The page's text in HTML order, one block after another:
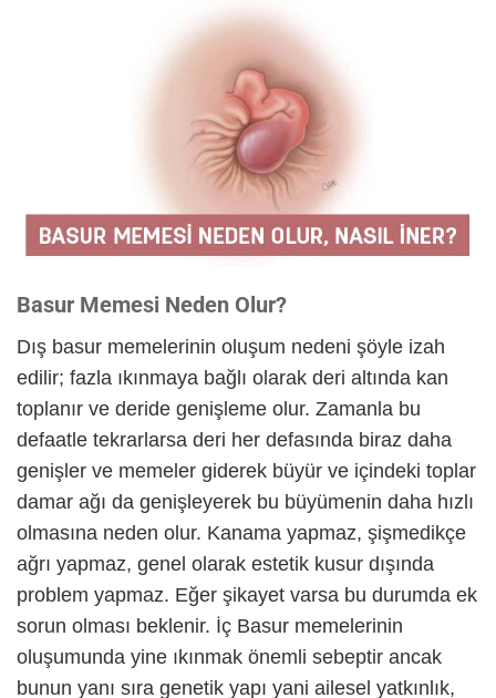
Basur Memesi Neden Olur?
Dış basur memelerinin oluşum nedeni şöyle izah
edilir; fazla ıkınmaya bağlı olarak deri altında kan
toplanır ve deride genişleme olur. Zamanla bu
defaatle tekrarlarsa deri her defasında biraz daha
genişler ve memeler giderek büyür ve içindeki toplar
damar ağı da genişleyerek bu büyümenin daha hızlı
olmasına neden olur. Kanama yapmaz, şişmedikçe
ağrı yapmaz, genel olarak estetik kusur dışında
problem yapmaz. Eğer şikayet varsa bu durumda ek
sorun olması beklenir. İç Basur memelerinin
oluşumunda yine ıkınmak önemli sebeptir ancak
bunun yanı sıra genetik yapı yani ailesel yatkınlık,